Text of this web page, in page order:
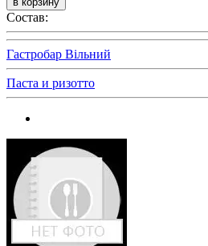
Состав:
Гастробар Вільний
Паста и ризотто